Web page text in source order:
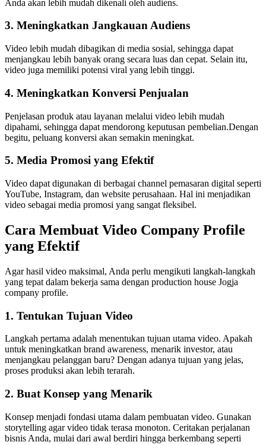
Anda akan lebih mudah dikenali oleh audiens.
3. Meningkatkan Jangkauan Audiens
Video lebih mudah dibagikan di media sosial, sehingga dapat
menjangkau lebih banyak orang secara luas dan cepat. Selain itu,
video juga memiliki potensi viral yang lebih tinggi.
4. Meningkatkan Konversi Penjualan
Penjelasan produk atau layanan melalui video lebih mudah
dipahami, sehingga dapat mendorong keputusan pembelian.Dengan
begitu, peluang konversi akan semakin meningkat.
5. Media Promosi yang Efektif
Video dapat digunakan di berbagai channel pemasaran digital seperti
YouTube, Instagram, dan website perusahaan. Hal ini menjadikan
video sebagai media promosi yang sangat fleksibel.
Cara Membuat Video Company Profile
yang Efektif
Agar hasil video maksimal, Anda perlu mengikuti langkah-langkah
yang tepat dalam bekerja sama dengan production house Jogja
company profile.
1. Tentukan Tujuan Video
Langkah pertama adalah menentukan tujuan utama video. Apakah
untuk meningkatkan brand awareness, menarik investor, atau
menjangkau pelanggan baru? Dengan adanya tujuan yang jelas,
proses produksi akan lebih terarah.
2. Buat Konsep yang Menarik
Konsep menjadi fondasi utama dalam pembuatan video. Gunakan
storytelling agar video tidak terasa monoton. Ceritakan perjalanan
bisnis Anda, mulai dari awal berdiri hingga berkembang seperti